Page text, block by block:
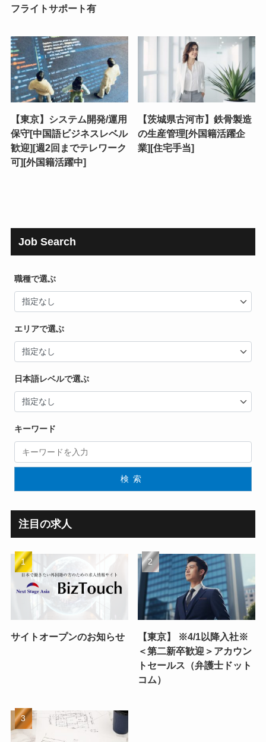
フライトサポート有
【東京】システム開発/運用
保守[中国語ビジネスレベル
歓迎][週2回までテレワーク
可][外国籍活躍中]
【茨城県古河市】鉄骨製造
の生産管理[外国籍活躍企
業][住宅手当]
Job Search
職種で選ぶ
エリアで選ぶ
日本語レベルで選ぶ
キーワード
検索
注目の求人
サイトオープンのお知らせ
【東京】 ※4/1以降入社※
＜第二新卒歓迎＞アカウン
トセールス（弁護士ドット
コム）